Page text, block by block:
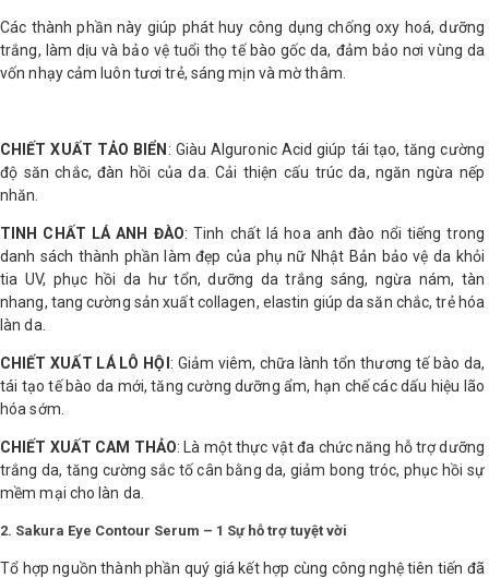
Các thành phần này giúp phát huy công dụng chống oxy hoá, dưỡng
trắng, làm dịu và bảo vệ tuổi thọ tế bào gốc da, đảm bảo nơi vùng da
vốn nhạy cảm luôn tươi trẻ, sáng mịn và mờ thâm.
CHIẾT XUẤT TẢO BIỂN : Giàu Alguronic Acid giúp tái tạo, tăng cường
độ săn chắc, đàn hồi của da. Cải thiện cấu trúc da, ngăn ngừa nếp
nhăn.
TINH CHẤT LÁ ANH ĐÀO: Tinh chất lá hoa anh đào nổi tiếng trong
danh sách thành phần làm đẹp của phụ nữ Nhật Bản bảo vệ da khỏi
tia UV, phục hồi da hư tổn, dưỡng da trắng sáng, ngừa nám, tàn
nhang, tang cường sản xuất collagen, elastin giúp da săn chắc, trẻ hóa
làn da.
CHIẾT XUẤT LÁ LÔ HỘI : Giảm viêm, chữa lành tổn thương tế bào da,
tái tạo tế bào da mới, tăng cường dưỡng ẩm, hạn chế các dấu hiệu lão
hóa sớm.
CHIẾT XUẤT CAM THẢO: Là một thực vật đa chức năng hỗ trợ dưỡng
trắng da, tăng cường sắc tố cân bằng da, giảm bong tróc, phục hồi sự
mềm mại cho làn da.
2. Sakura Eye Contour Serum – 1 Sự hỗ trợ tuyệt vời
Tổ hợp nguồn thành phần quý giá kết hợp cùng công nghệ tiên tiến đã